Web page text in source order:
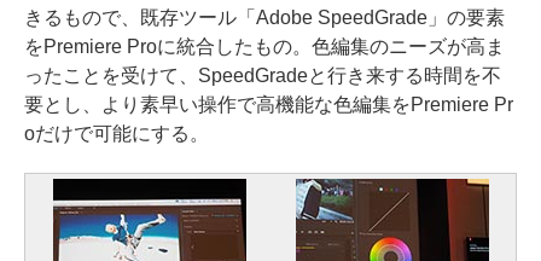
きるもので、既存ツール「Adobe SpeedGrade」の要素
をPremiere Proに統合したもの。色編集のニーズが高ま
ったことを受けて、SpeedGradeと行き来する時間を不
要とし、より素早い操作で高機能な色編集をPremiere Pr
oだけで可能にする。